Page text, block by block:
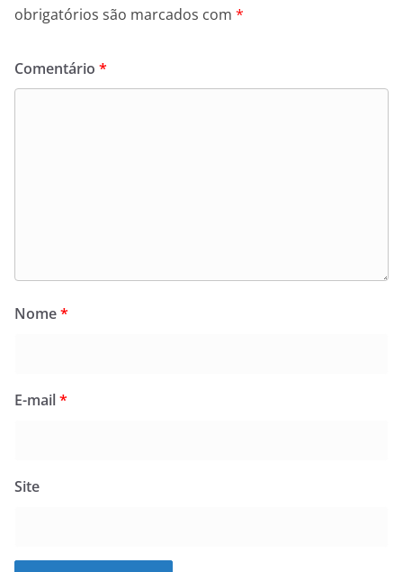
obrigatórios são marcados com *
Comentário *
Nome*
E-mail*
Site